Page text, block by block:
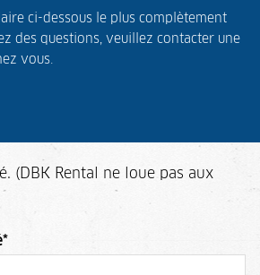
ci-dessous le plus complètement
des questions, veuillez contacter une
vous.
(DBK Rental ne loue pas aux
*